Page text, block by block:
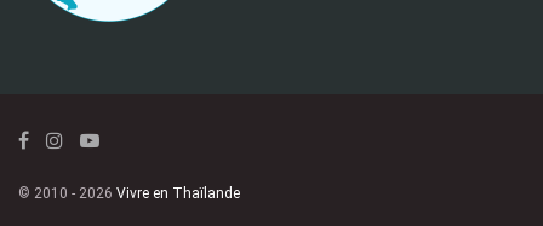
© 2010 - 2026 Vivre en Thaïlande